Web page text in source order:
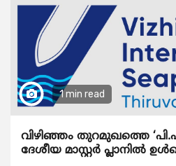
1 min read
വിഴിഞ്ഞം തുറമുഖത്തെ
ദേശീയ മാസ്റ്റർ പ്ലാനിൽ